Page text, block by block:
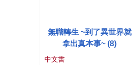
無職轉生 ~到了異世界就
拿出真本事~ (8)
中文書